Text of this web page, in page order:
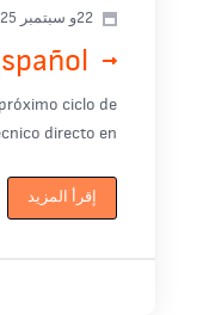
22و سبتمبر 2025
ciclo de
directo en ...
إقرأ المزيد